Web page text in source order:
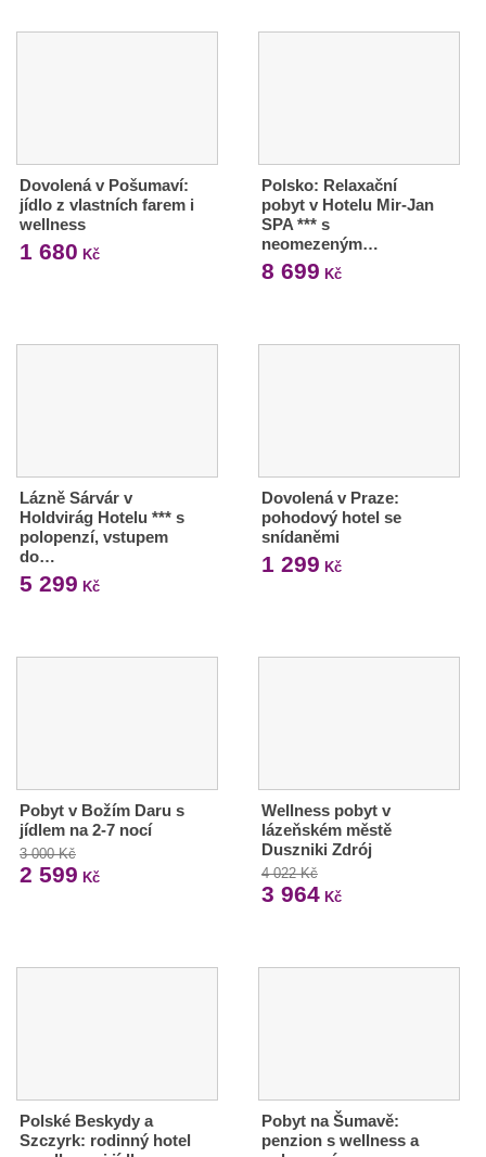
Dovolená v Pošumaví:
jídlo z vlastních farem i
wellness
1 680 Kč
Polsko: Relaxační
pobyt v Hotelu Mir-Jan
SPA *** s
neomezeným…
8 699 Kč
Lázně Sárvár v
Holdvirág Hotelu *** s
polopenzí, vstupem
do…
5 299 Kč
Dovolená v Praze:
pohodový hotel se
snídaněmi
1 299 Kč
Pobyt v Božím Daru s
jídlem na 2-7 nocí
3 000 Kč
2 599 Kč
Wellness pobyt v
lázeňském městě
Duszniki Zdrój
4 022 Kč
3 964Kč
Polské Beskydy a
Szczyrk: rodinný hotel
Pobyt na Šumavě:
penzion s wellness a